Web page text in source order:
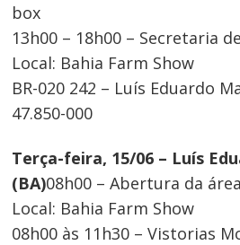
box
13h00 – 18h00 – Secretaria
Local: Bahia Farm Show
BR-020 242 – Luís Eduardo
47.850-000
Terça-feira, 15/06 – Luís
(BA)08h00 – Abertura da
Local: Bahia Farm Show
08h00 às 11h30 – Vistorias